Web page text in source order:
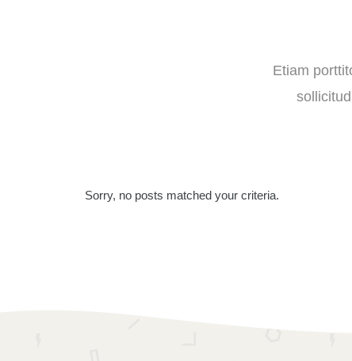
Etiam
Sorry, no posts matched your criteria.